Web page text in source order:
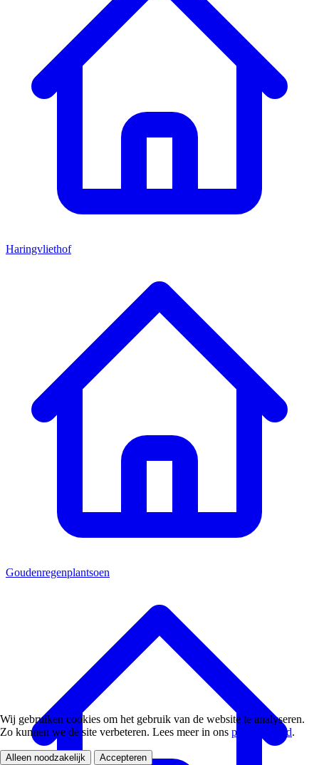
Haringvliethof
Goudenregenplantsoen
Wij gebruiken cookies om het gebruik van de website te analyseren.
Zo kunnen we de site verbeteren. Lees meer in ons privacybeleid.
Alleen noodzakelijk Accepteren